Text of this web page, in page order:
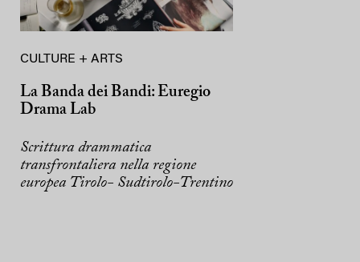
CULTURE + ARTS
La Banda dei Bandi: Euregio
Drama Lab
Scrittura drammatica
transfrontaliera nella regione
europea Tirolo- Sudtirolo-Trentino